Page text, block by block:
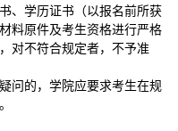
、学历证书（以报名前所获
料原件及考生资格进行严格
对不符合规定者，不予准
问的，学院应要求考生在规